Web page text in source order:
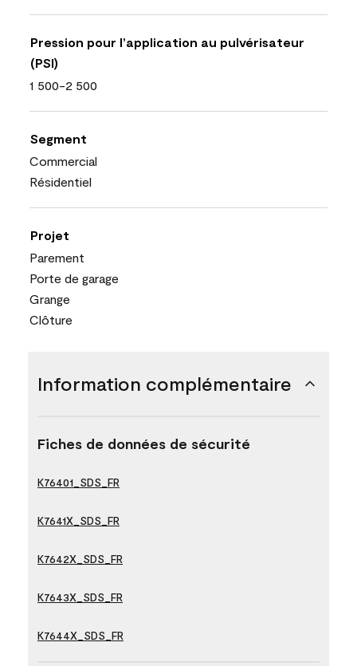
Pression pour l’application au pulvérisateur
(PSI)
1 500-2 500
Segment
Commercial
Résidentiel
Projet
Parement
Porte de garage
Grange
Clôture
Information complémentaire
Fiches de données de sécurité
K76401_SDS_FR
K7641X_SDS_FR
K7642X_SDS_FR
K7643X_SDS_FR
K7644X_SDS_FR